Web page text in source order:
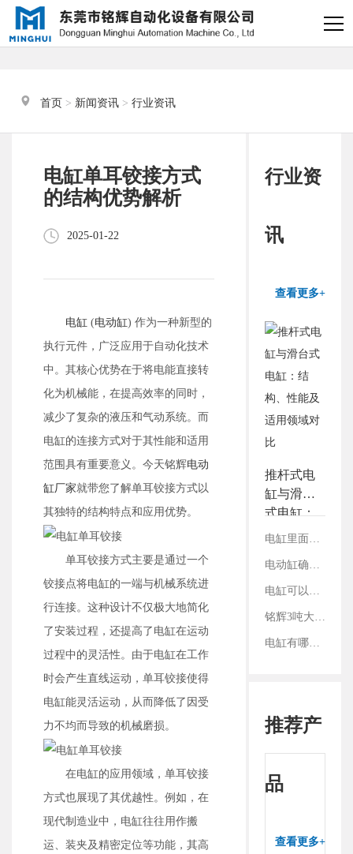
首页 > 新闻资讯 > 行业资讯
电缸单耳铰接方式
的结构优势解析
2025-01-22
电缸 (电动缸) 作为一种新型的
执行元件，广泛应用于自动化技术
中。其核心优势在于将电能直接转
化为机械能，在提高效率的同时，
减少了复杂的液压和气动系统。而
电缸的连接方式对于其性能和适用
范围具有重要意义。今天铭辉电动
缸厂家就带您了解单耳铰接方式以
其独特的结构特点和应用优势。
单耳铰接方式主要是通过一个
铰接点将电缸的一端与机械系统进
行连接。这种设计不仅极大地简化
了安装过程，还提高了电缸在运动
过程中的灵活性。由于电缸在工作
时会产生直线运动，单耳铰接使得
电缸能灵活运动，从而降低了因受
力不均而导致的机械磨损。
在电缸的应用领域，单耳铰接
方式也展现了其优越性。例如，在
现代制造业中，电缸往往用作搬
运、装夹及精密定位等功能，其高
行业资
讯
查看更多+
推杆式电
缸与滑台
式电缸：
结构、性
领域对比
电缸里面的丝杠是如何固定的？
电动缸确定减速比：看电机参数还是丝杠参数？
电缸可以承受哪个方向的负载？
铭辉3吨大推力电动缸硬核赋能重型装配
电缸有哪几种传动方式？
推荐产
品
查看更多+
您好，我是电缸小助手，很高兴为
您服务
常见问题
器
2.铭辉电动缸型号参数表
料